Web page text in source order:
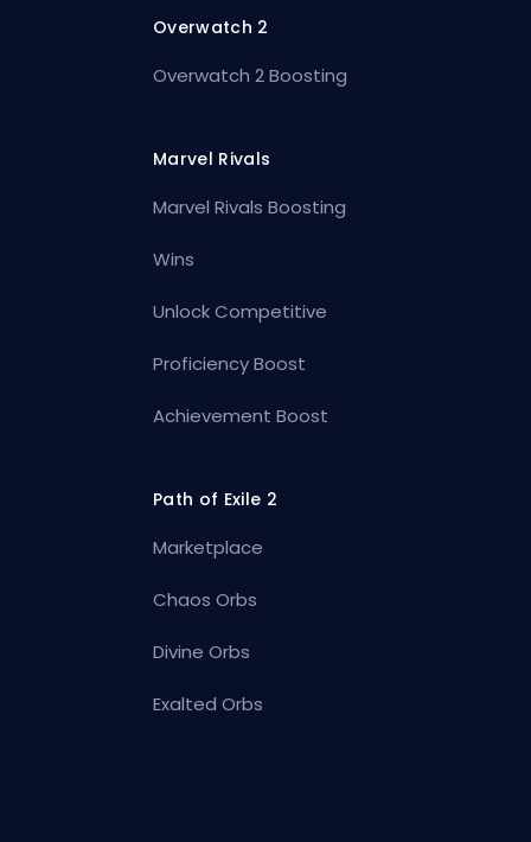
Overwatch 2
Overwatch 2 Boosting
Marvel Rivals
Marvel Rivals Boosting
Wins
Unlock Competitive
Proficiency Boost
Achievement Boost
Path of Exile 2
Marketplace
Chaos Orbs
Divine Orbs
Exalted Orbs